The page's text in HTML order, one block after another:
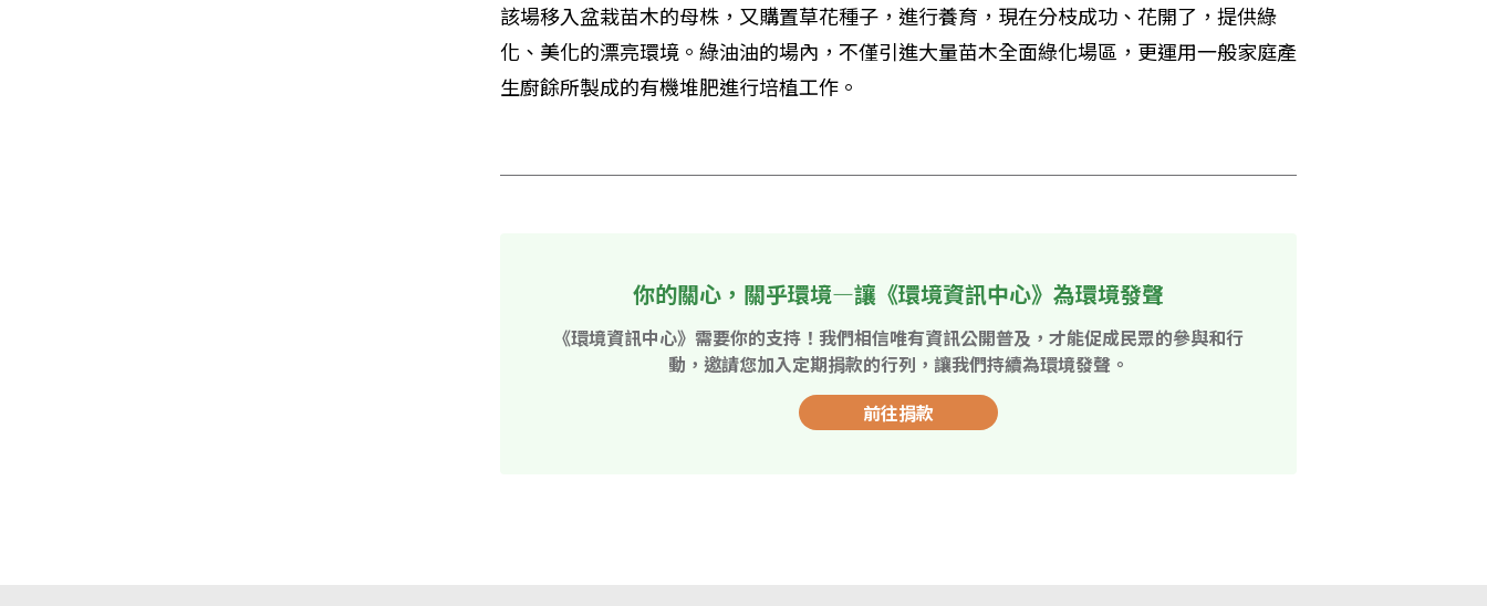
該場移入盆栽苗木的母株，又購置草花種子，進行養育，現在分枝成功、花開了，提供綠
化、美化的漂亮環境。綠油油的場內，不僅引進大量苗木全面綠化場區，更運用一般家庭產
生廚餘所製成的有機堆肥進行培植工作。
你的關心，關乎環境—讓《環境資訊中心》為環境發聲
《環境資訊中心》需要你的支持！我們相信唯有資訊公開普及，才能促成民眾的參與和行
動，邀請您加入定期捐款的行列，讓我們持續為環境發聲。
前往捐款